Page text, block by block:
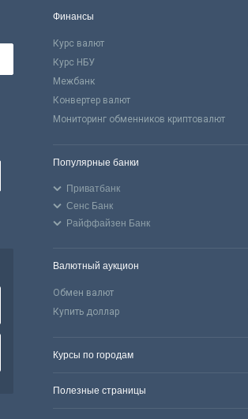
Финансы
Курс валют
Курс НБУ
Межбанк
Конвертер валют
Мониторинг обменников криптовалют
Популярные банки
Приватбанк
Сенс Банк
Райффайзен Банк
Валютный аукцион
Обмен валют
Купить доллар
Курсы по городам
Полезные страницы